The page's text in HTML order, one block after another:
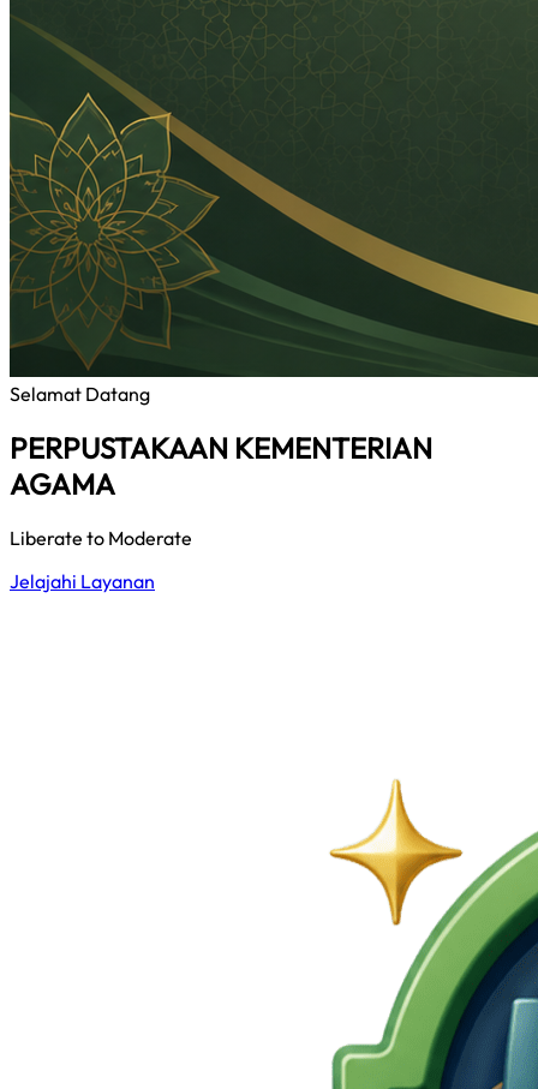
Selamat Datang
PERPUSTAKAAN KEMENTERIAN
AGAMA
Liberate to Moderate
Jelajahi Layanan